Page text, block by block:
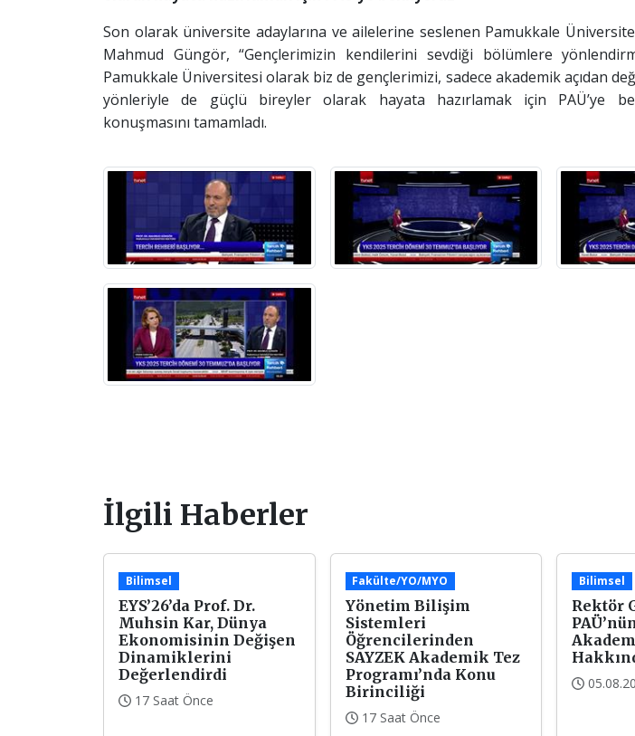
Son olarak üniversite adaylarına ve ailelerine seslenen Pamukkale
Mahmud Güngör, “Gençlerimizin kendilerini sevdiği bölümlere
Pamukkale Üniversitesi olarak biz de gençlerimizi, sadece akademik açıdan
yönleriyle de güçlü bireyler olarak hayata hazırlamak için PAÜ’ye
konuşmasını tamamladı.
İlgili Haberler
Bilimsel
EYS’26’da Prof. Dr.
Muhsin Kar, Dünya
Ekonomisinin Değişen
Dinamiklerini
Değerlendirdi
17 Saat Önce
Fakülte/YO/MYO
Yönetim Bilişim
Sistemleri
Öğrencilerinden
SAYZEK Akademik Tez
Programı’nda Konu
Birinciliği
17 Saat Önce
Bilimsel
Rektör